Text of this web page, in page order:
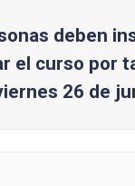
deben
el curso por
26 de